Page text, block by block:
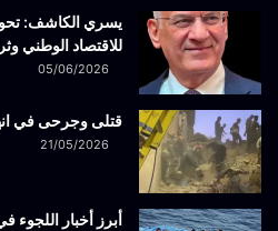
يسري الكاشف:
للاقتصاد الوطني
05/06/2026
قتلى وجرحى في
21/05/2026
أبرز أخبار اللجوء